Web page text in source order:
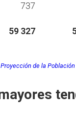
737
59 327
Proyección de la Población